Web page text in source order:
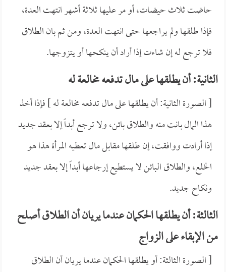
حاضت ثلاث حيضات، أو مر عليها ثلاثة أشهر انتهت العدة،
فإذا طلقها ولم يراجعها حتى انتهت العدة، ومن ثم بان الطلاق
فلا ترجع له إن شاءت إذا أراد أن ينكحها أو يتزوجها.
الثانية: أن يطلقها على مال تدفعه مخالعة له
[ الصورة الثانية: أن يطلقها على مال تدفعه مخالعة له ] فإذا أخذ
هذا المال بانت منه والطلاق بائن، ولا ترجع أبداً إلا بعقد جديد
إذا أرادت ووافقت، إن طلقها مقابل مال تعطيه المرأة هذا هو
الخلع، والطلاق البائن لا يستطيع إرجاعها أبداً إلا بعقد جديد
ونكاح جديد.
الثالثة: أن يطلقها الحكمان عندما يريان أن الطلاق أصلح
من الإبقاء على الزواج
[ الصورة الثالثة: أو يطلقها الحكمان عندما يريان أن الطلاق